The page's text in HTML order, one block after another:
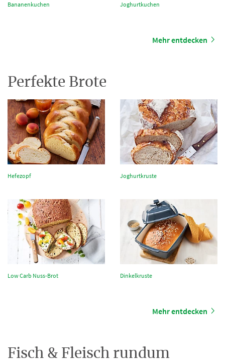
Bananenkuchen Joghurtkuchen
Mehr entdecken
Perfekte Brote
Hefezopf Joghurtkruste
Low Carb Nuss-Brot Dinkelkruste
Mehr entdecken
Fisch & Fleisch rundum